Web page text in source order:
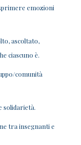
emozioni
ascoltato,
ciascuno è.
comunità
solidarietà.
tra insegnanti e